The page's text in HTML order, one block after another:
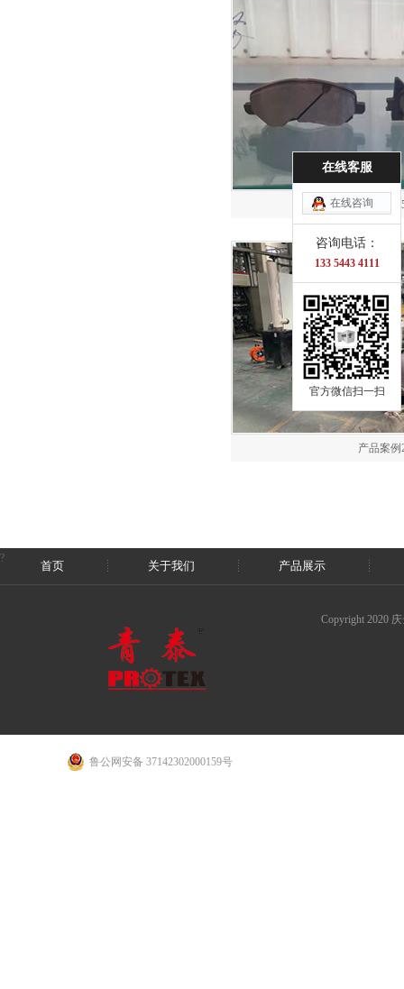
产品案例
产品案例
?
首页 关于我们 产品展示
Copyright 2020
在线客服
在线咨询
咨询电话：
133 5443 4111
官方微信扫一扫
鲁公网安备 37142302000159号